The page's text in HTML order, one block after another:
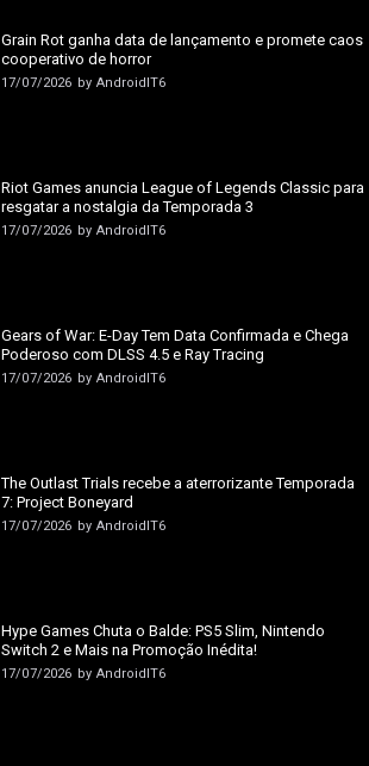
Grain Rot ganha data de lançamento e promete caos
cooperativo de horror
17/07/2026 by AndroidIT6
Riot Games anuncia League of Legends Classic para
resgatar a nostalgia da Temporada 3
17/07/2026 by AndroidIT6
Gears of War: E-Day Tem Data Confirmada e Chega
Poderoso com DLSS 4.5 e Ray Tracing
17/07/2026 by AndroidIT6
The Outlast Trials recebe a aterrorizante Temporada
7: Project Boneyard
17/07/2026 by AndroidIT6
Hype Games Chuta o Balde: PS5 Slim, Nintendo
Switch 2 e Mais na Promoção Inédita!
17/07/2026 by AndroidIT6